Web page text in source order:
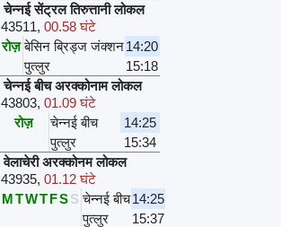
चेन्नई सेंट्रल तिरुत्तानी लोकल
43511, 00.58 घंटे
रोज़ बेसिन ब्रिड्ज जंक्शन14:20
पुत्लुर
15:18
चेन्नई बीच अरक्कोनाम लोकल
43803, 01.09 घंटे
रोज़
चेन्नई बीच
14:25
पुत्लुर
15:34
वेलाचेरी अरक्कोनम लोकल
43935, 01.12 घंटे
MTWTFSS चेन्नई बीच14:25
पुत्लुर
15:37